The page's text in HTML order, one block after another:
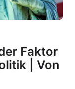
Faktor
| Von